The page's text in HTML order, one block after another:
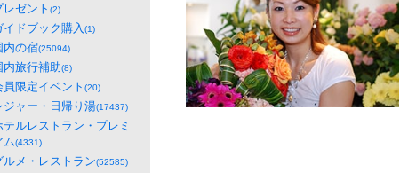
レゼント (2)
イドブック購入(1)
内の宿(25094)
内旅行補助(8)
員限定イベント (20)
ジャー・日帰り湯(17437)
テルレストラン・プレミ
ム(4331)
ルメ・レストラン(52585)